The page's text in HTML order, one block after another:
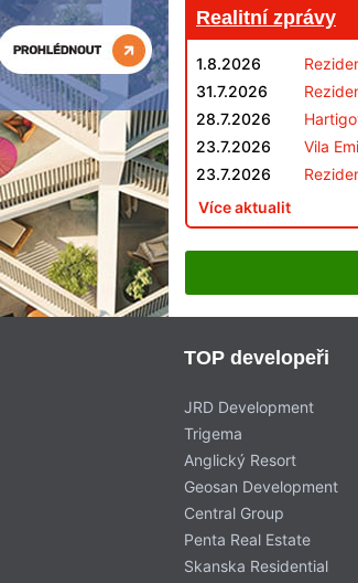
Realitní zprávy
1.8.2026
31.7.2026
28.7.2026
23.7.2026
Vila
23.7.2026
Více aktualit
TOP developeři
JRD Development
Trigema
Anglický Resort
Geosan Development
Central Group
Penta Real Estate
Skanska Residential